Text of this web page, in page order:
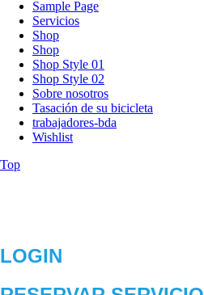
Sample Page
Servicios
Shop
Shop
Shop Style 01
Shop Style 02
Sobre nosotros
Tasación de su bicicleta
trabajadores-bda
Wishlist
Top
LOGIN